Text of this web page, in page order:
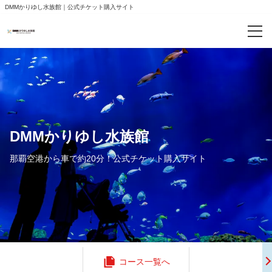
DMMかりゆし水族館｜公式チケット購入サイト
ご案内
よくあるお問合わせ
ログイン/予約確認
DMMかりゆし水族館
那覇空港から車で約20分！公式チケット購入サイト
コース一覧へ